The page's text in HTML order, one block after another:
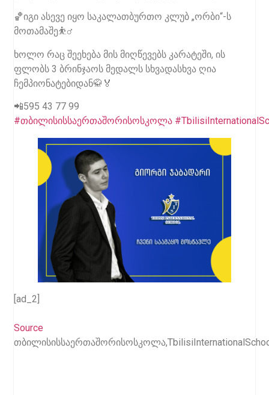
🏀იგი ასევე იყო საკალათბურთო კლუბ „ორბი“-ს
მოთამაშე⛹‍♂
ხოლო რაც შეეხება მის მიღწევებს კარატეში, ის
ფლობს 3 ბრინჯაოს მედალს სხვადასხვა ღია
ჩემპიონატებიდან🥋🏅
📲595 43 77 99
#თბილისისსაერთაშორისოსკოლა
[ad_2]
Source